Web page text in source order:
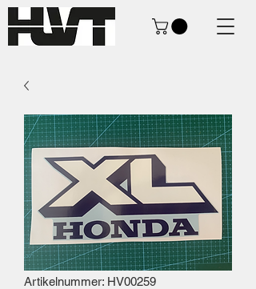
Artikelnummer: HV00259